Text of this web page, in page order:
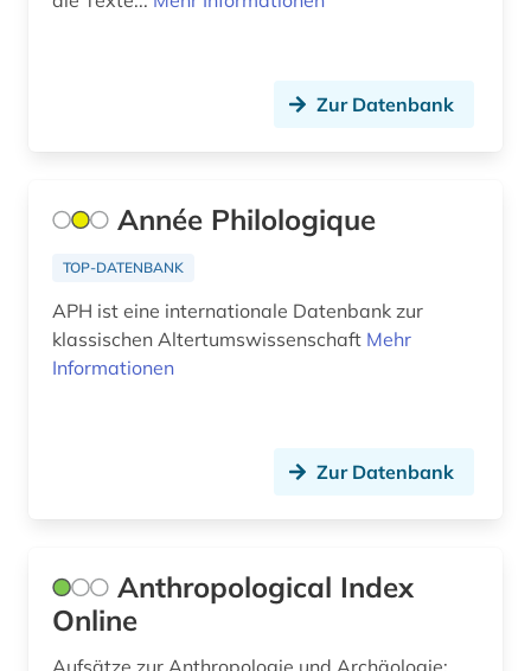
gipsabguss (1)
gotland (1)
grab(dekoration) (1)
griechenland (6)
griechenland (3)
Zur Datenbank
Année Philologique
TOP-DATENBANK
APH ist eine internationale Datenbank zur
klassischen Altertumswissenschaft Mehr
Informationen
Zur Datenbank
Anthropological Index
Online